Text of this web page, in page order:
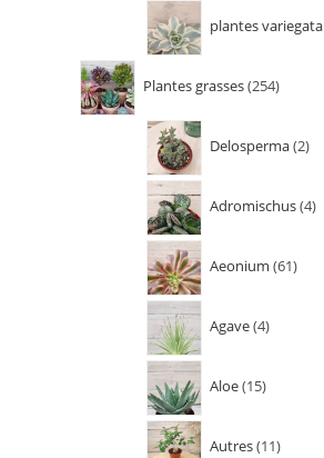
plantes variegata
Plantes grasses 254
Delosperma 2
Adromischus 4
Aeonium 61
Agave 4
Aloe 15
Autres 11